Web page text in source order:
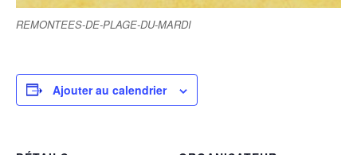
REMONTEES-DE-PLAGE-DU-MARDI
Ajouter au calendrier